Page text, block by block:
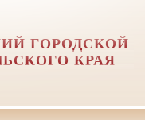
ГОРОДСКОЙ
КРАЯ